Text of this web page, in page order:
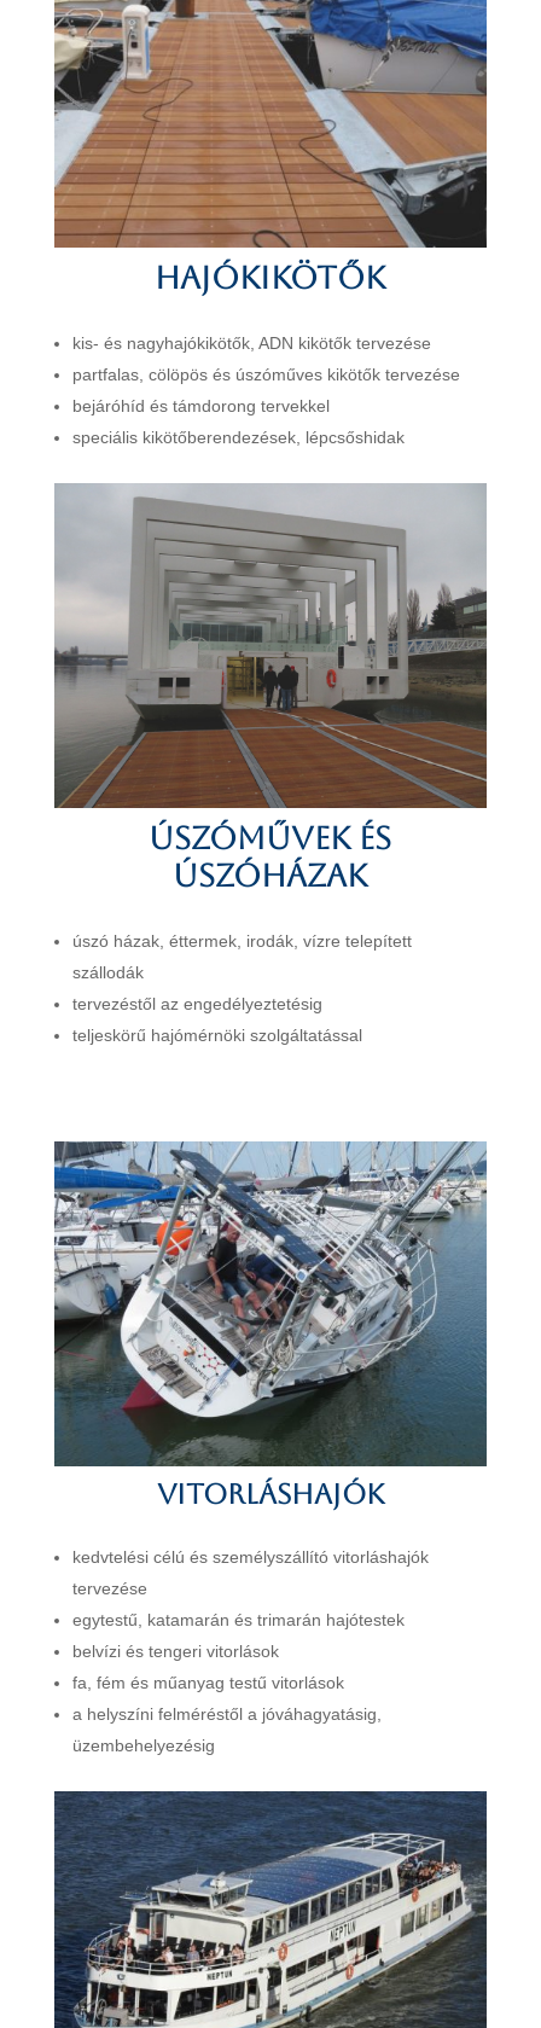
Hajókikötők
kis- és nagyhajókikötők, ADN kikötők tervezése
partfalas, cölöpös és úszóműves kikötők tervezése
bejáróhíd és támdorong tervekkel
speciális kikötőberendezések, lépcsőshidak
Úszóművek és
úszóházak
úszó házak, éttermek, irodák, vízre telepített
szállodák
tervezéstől az engedélyeztetésig
teljeskörű hajómérnöki szolgáltatással
Vitorláshajók
kedvtelési célú és személyszállító vitorláshajók
tervezése
egytestű, katamarán és trimarán hajótestek
belvízi és tengeri vitorlások
fa, fém és műanyag testű vitorlások
a helyszíni felméréstől a jóváhagyatásig,
üzembehelyezésig